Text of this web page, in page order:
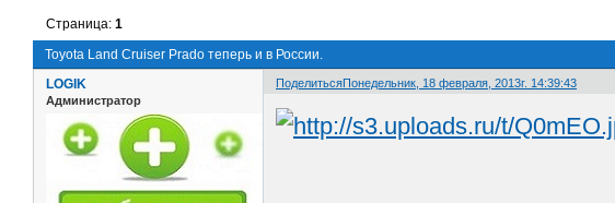
Toyota Land Cruiser Prado теперь и в России.
Страница:1
ПоделитьсяПонедельник, 18 февраля, 2013г. 14:39:43
LOGIK
Администратор